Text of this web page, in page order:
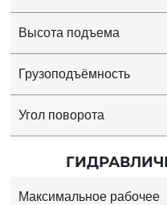
Высота подъема
Грузоподъёмность
Угол поворота
Максимальное рабочее